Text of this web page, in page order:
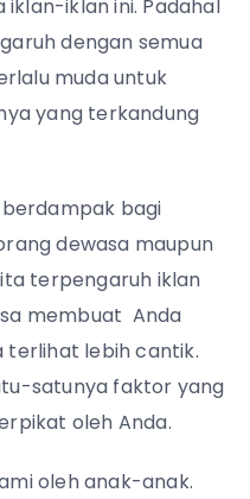
iklan ini. Padahal
dengan semua
muda untuk
yang terkandung
bagi
dewasa maupun
terpengaruh iklan
membuat Anda
terlihat lebih cantik.
satunya faktor yang
oleh Anda.
oleh anak-anak.